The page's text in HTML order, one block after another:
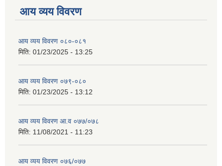
आय व्यय विवरण
आय व्यय विवरण ०८०-०८१
मिति: 01/23/2025 - 13:25
आय व्यय विवरण ०७९-०८०
मिति: 01/23/2025 - 13:12
आय व्यय विवरण आ.व ०७७/०७८
मिति: 11/08/2021 - 11:23
आय व्यय विवरण ०७६/०७७